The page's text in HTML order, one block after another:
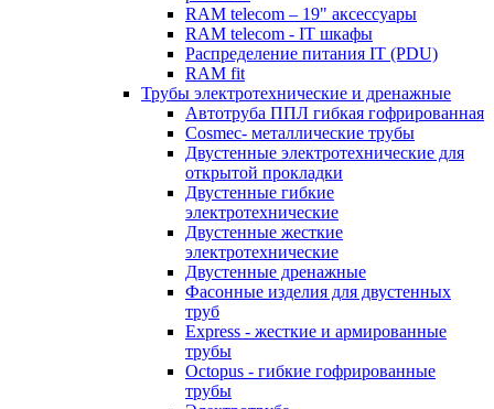
RAM telecom – 19" аксессуары
RAM telecom - IT шкафы
Распределение питания IT (PDU)
RAM fit
Трубы электротехнические и дренажные
Автотруба ППЛ гибкая гофрированная
Cosmec- металлические трубы
Двустенные электротехнические для
открытой прокладки
Двустенные гибкие
электротехнические
Двустенные жесткие
электротехнические
Двустенные дренажные
Фасонные изделия для двустенных
труб
Express - жесткие и армированные
трубы
Octopus - гибкие гофрированные
трубы